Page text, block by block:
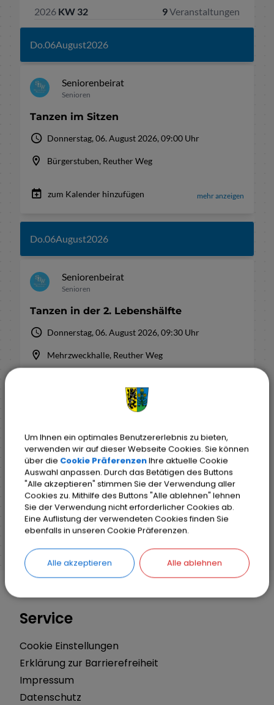
Service
Cookie Einstellungen
Erklärung zur Barrierefreiheit
Impressum
Datenschutz
Um Ihnen ein optimales Benutzererlebnis zu bieten,
verwenden wir auf dieser Webseite Cookies. Sie können
über die Cookie PräferenzenIhre aktuelle Cookie
Auswahl anpassen. Durch das Betätigen des Buttons
"Alle akzeptieren" stimmen Sie der Verwendung aller
Cookies zu. Mithilfe des Buttons "Alle ablehnen" lehnen
Sie der Verwendung nicht erforderlicher Cookies ab.
Eine Auflistung der verwendeten Cookies finden Sie
ebenfalls in unseren Cookie Präferenzen.
Alle akzeptieren Alle ablehnen